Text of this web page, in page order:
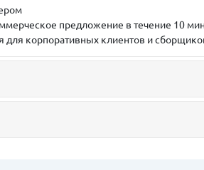
предложение в течение 10
для корпоративных клиентов и